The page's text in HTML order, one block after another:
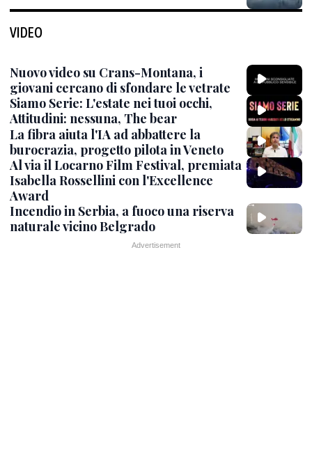
VIDEO
Nuovo video su Crans-Montana, i
giovani cercano di sfondare le vetrate
Siamo Serie: L'estate nei tuoi occhi,
Attitudini: nessuna, The bear
La fibra aiuta l'IA ad abbattere la
burocrazia, progetto pilota in Veneto
Al via il Locarno Film Festival, premiata
Isabella Rossellini con l'Excellence
Award
Incendio in Serbia, a fuoco una riserva
naturale vicino Belgrado